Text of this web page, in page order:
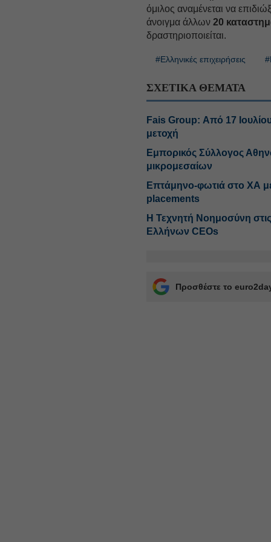
όμιλος αναμένεται να
άνοιγμα άλλων20
δραστηριοποιείται.
#Ελληνικές επιχειρήσεις
ΣΧΕΤΙΚΑ ΘΕΜΑΤΑ
Fais Group: Από 17
μετοχή
Εμπορικός Σύλλογος
μικρομεσαίων
Επτάμηνο-φωτιά στο ΧΑ
placements
Η Τεχνητή Νοημοσύνη
Ελλήνων CEOs
Προσθέστε το